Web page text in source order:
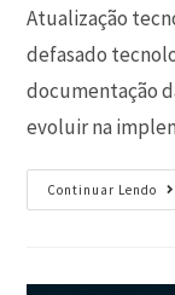
Atualização
defasado
documentação
evoluir na
Continuar Lendo